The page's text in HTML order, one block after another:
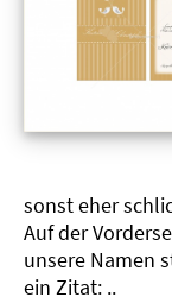
sonst eher
Auf der
unsere Namen
ein Zitat: ..